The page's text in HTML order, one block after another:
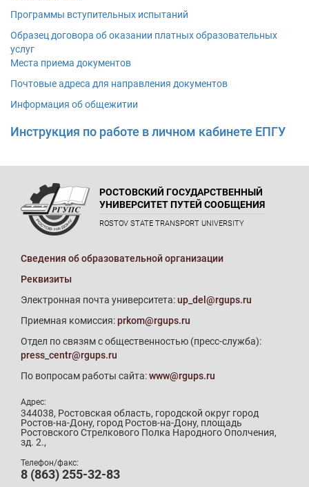
Программы вступительных испытаний
Образец договора об оказании платных образовательных
услуг
Места приема документов
Почтовые адреса для направления документов
Информация об общежитии
Инструкция по работе в личном кабинете ЕПГУ
РОСТОВСКИЙ ГОСУДАРСТВЕННЫЙ
УНИВЕРСИТЕТ ПУТЕЙ СООБЩЕНИЯ
ROSTOV STATE TRANSPORT UNIVERSITY
Сведения об образовательной организации
Реквизиты
Электронная почта университета:up_del@rgups.ru
Приемная комиссия:prkom@rgups.ru
Отдел по связям с общественностью (пресс-служба):
press_centr@rgups.ru
По вопросам работы сайта:www@rgups.ru
Адрес:
344038, Ростовская область, городской округ город
Ростов-на-Дону, город Ростов-на-Дону, площадь
Ростовского Стрелкового Полка Народного Ополчения,
зд. 2.,
Телефон/факс:
8 (863) 255-32-83